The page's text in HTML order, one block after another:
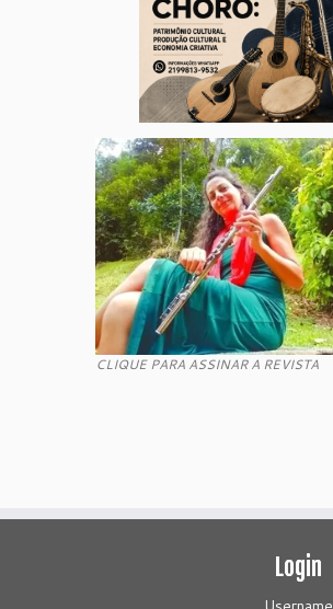
CLIQUE PARA ASSINAR A REVISTA
Login